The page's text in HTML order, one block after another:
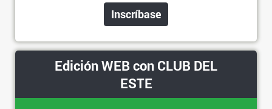
Inscríbase
Edición WEB con CLUB DEL
ESTE